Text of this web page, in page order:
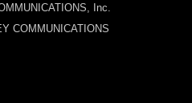
Inc.
COMMUNICATIONS